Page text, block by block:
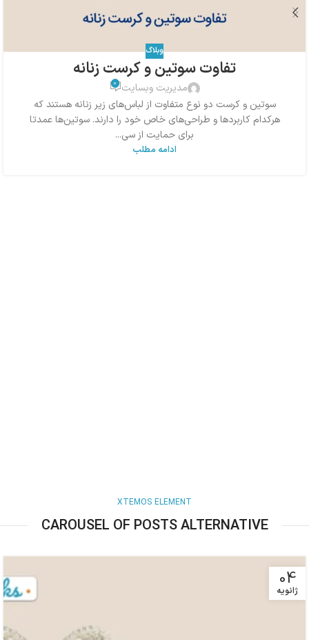
وبلاگ
تفاوت سوتین و کرست زنانه
مدیریت وبسایت 0
سوتین و کرست دو نوع متفاوت از لباس‌های زیر زنانه هستند که
هرکدام کاربردها و طراحی‌های خاص خود را دارند. سوتین‌ها عمدتا
برای حمایت از سی...
ادامه مطلب
XTEMOS ELEMENT
CAROUSEL OF POSTS ALTERNATIVE
04
ژانویه